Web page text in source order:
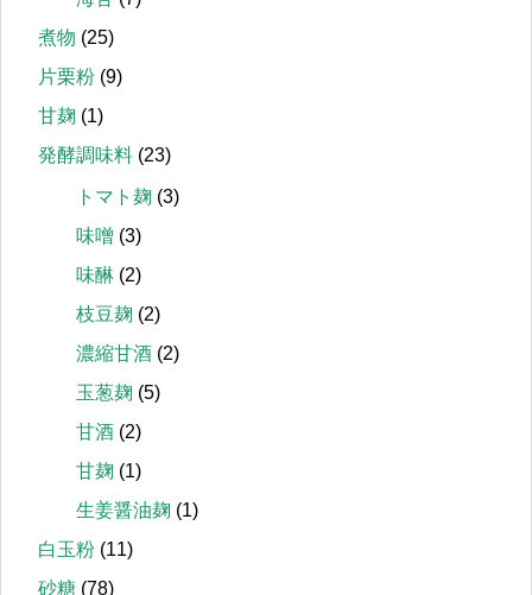
煮物 (25)
片栗粉 (9)
甘麹 (1)
発酵調味料 (23)
トマト麹 (3)
味噌 (3)
味醂 (2)
枝豆麹 (2)
濃縮甘酒 (2)
玉葱麹 (5)
甘酒 (2)
甘麹 (1)
生姜醤油麹 (1)
白玉粉 (11)
砂糖 (78)